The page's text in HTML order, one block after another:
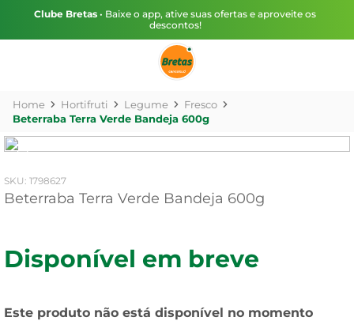
Clube Bretas • Baixe o app, ative suas ofertas e aproveite os
descontos!
Hortifruti Legume
Fresco
Beterraba Terra Verde Bandeja 600g
: 1798627
Beterraba Terra Verde Bandeja 600g
Disponível em breve
Este produto não está disponível no momento